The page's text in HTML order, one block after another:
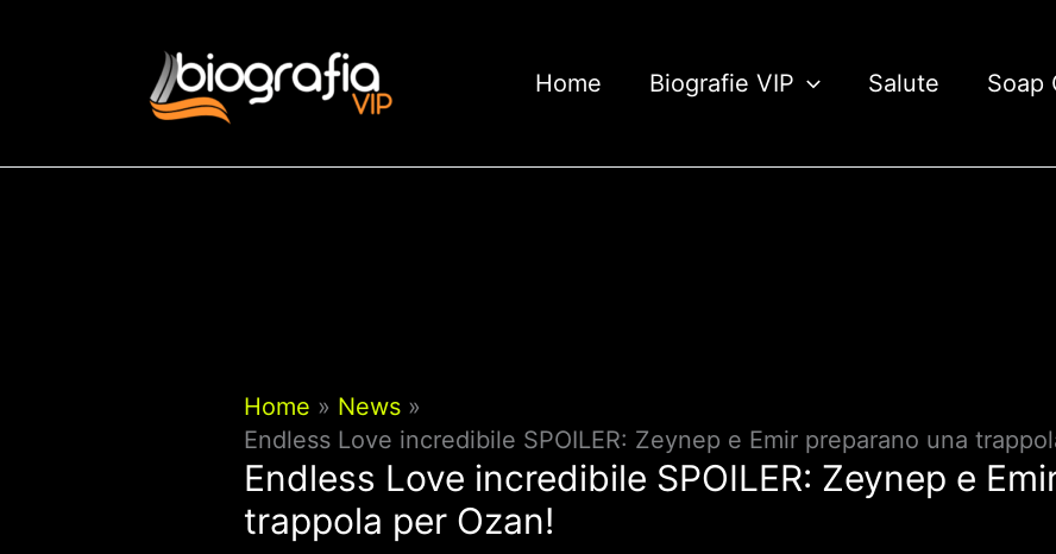
Home Biografie VIP Salute Soap
Home
News
Endless Love incredibile SPOILER: Zeynep e Emir preparano una
Endless Love incredibile SPOILER: Zeynep e
trappola per Ozan!